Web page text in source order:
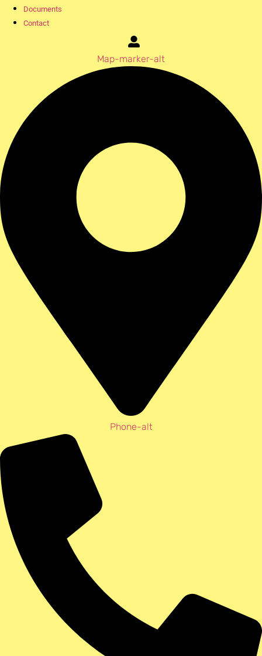
Documents
Contact
Map-marker-alt
Phone-alt